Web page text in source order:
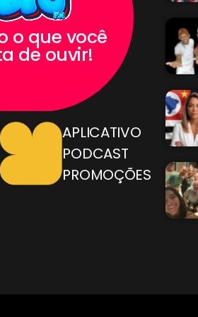
o que você
de ouvir!
APLICATIVO
PODCAST
PROMOÇÕES